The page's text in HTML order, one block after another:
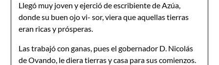
Llegó muy joven y ejerció de escribiente de Azúa,
donde su buen ojo vi- sor, viera que aquellas tierras
eran ricas y prósperas.
Las trabajó con ganas, pues el gobernador D. Nicolás
de Ovando, le diera tierras y casa para sus comienzos.